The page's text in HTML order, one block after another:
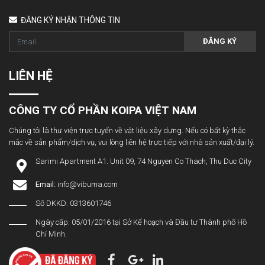
ĐĂNG KÝ NHẬN THÔNG TIN
ĐĂNG KÝ
LIÊN HỆ
CÔNG TY CỔ PHẦN KOIPA VIỆT NAM
Chúng tôi là thư viện trực tuyến về vật liệu xây dựng. Nếu có bất kỳ thắc
mắc về sản phẩm/dịch vụ, vui lòng liên hệ trực tiếp với nhà sản xuất/đại lý.
Sarimi Apartment A1. Unit 09, 74 Nguyen Co Thach, Thu Duc City
Email: info@vibuma.com
Số DKKD: 0313601746
Ngày cấp: 05/01/2016 tại Sở Kế hoạch và Đầu tư Thành phố Hồ
Chí Minh.